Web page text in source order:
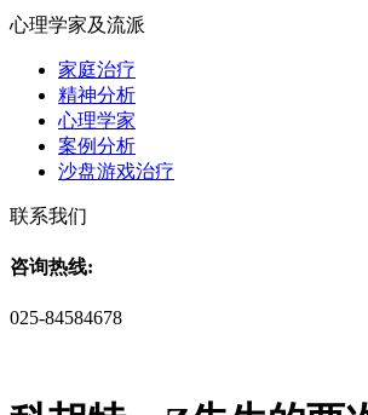
心理学家及流派
家庭治疗
精神分析
心理学家
案例分析
沙盘游戏治疗
联系我们
咨询热线:
025-84584678